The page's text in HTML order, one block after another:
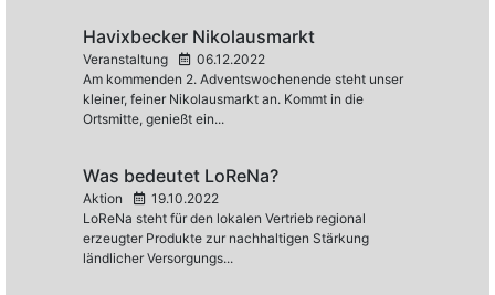
Havixbecker Nikolausmarkt
Veranstaltung
06.12.2022
Am kommenden 2. Adventswochenende steht unser
kleiner, feiner Nikolausmarkt an. Kommt in die
Ortsmitte, genießt ein...
Was bedeutet LoReNa?
Aktion
19.10.2022
LoReNa steht für den lokalen Vertrieb regional
erzeugter Produkte zur nachhaltigen Stärkung
ländlicher Versorgungs...